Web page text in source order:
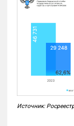
Источник: